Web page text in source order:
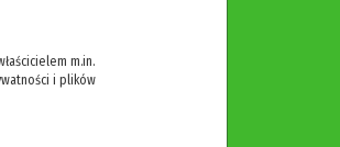
m.in.
i plików